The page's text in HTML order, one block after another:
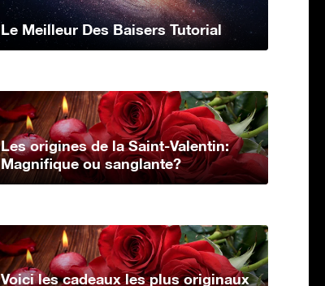
Le Meilleur Des Baisers Tutorial
Les origines de la Saint-Valentin:
Magnifique ou sanglante?
Voici les cadeaux les plus originaux